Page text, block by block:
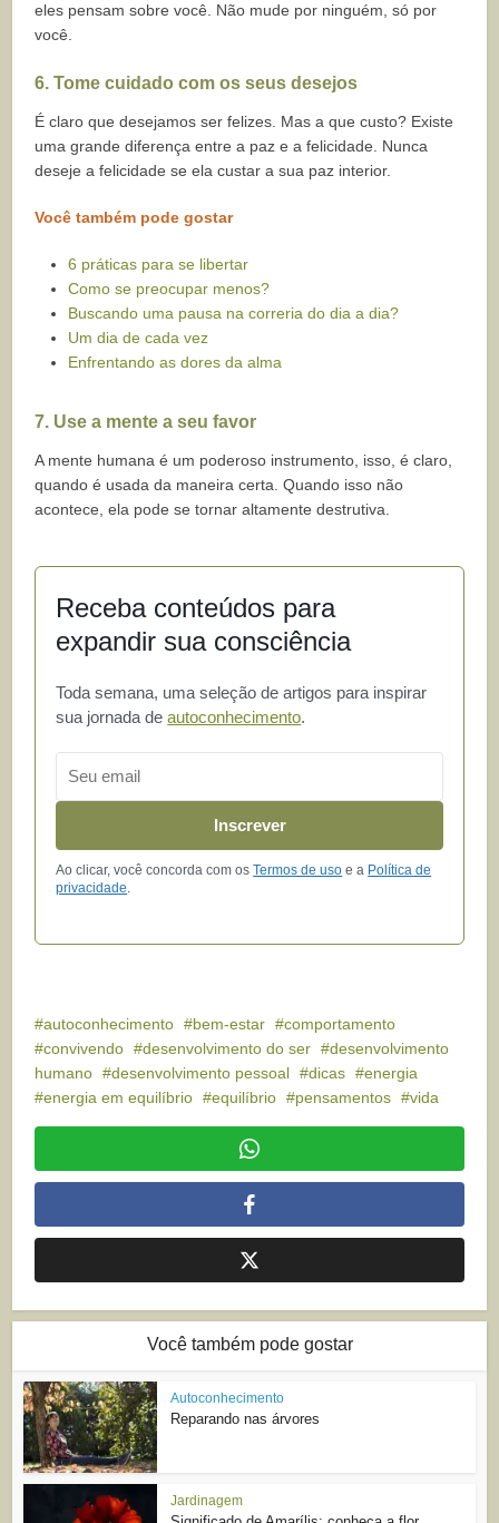
eles pensam sobre você. Não mude por ninguém, só por
você.
6. Tome cuidado com os seus desejos
É claro que desejamos ser felizes. Mas a que custo? Existe
uma grande diferença entre a paz e a felicidade. Nunca
deseje a felicidade se ela custar a sua paz interior.
Você também pode gostar
6 práticas para se libertar
Como se preocupar menos?
Buscando uma pausa na correria do dia a dia?
Um dia de cada vez
Enfrentando as dores da alma
7. Use a mente a seu favor
A mente humana é um poderoso instrumento, isso, é claro,
quando é usada da maneira certa. Quando isso não
acontece, ela pode se tornar altamente destrutiva.
Receba conteúdos para
expandir sua consciência
Toda semana, uma seleção de artigos para inspirar
sua jornada deautoconhecimento.
Inscrever
Ao clicar, você concorda com osTermos de uso e a Política de
privacidade
autoconhecimento bem-estar
comportamento
convivendo
desenvolvimento do ser
desenvolvimento
humano
desenvolvimento pessoal dicas
energia
energia em equilíbrio
equilíbrio pensamentos vida
Você também pode gostar
Autoconhecimento
Reparando nas árvores
Jardinagem